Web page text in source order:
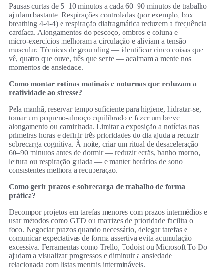
Pausas curtas de 5–10 minutos a cada 60–90 minutos de trabalho
ajudam bastante. Respirações controladas (por exemplo, box
breathing 4‑4‑4) e respiração diafragmática reduzem a frequência
cardíaca. Alongamentos do pescoço, ombros e coluna e
micro‑exercícios melhoram a circulação e aliviam a tensão
muscular. Técnicas de grounding — identificar cinco coisas que
vê, quatro que ouve, três que sente — acalmam a mente nos
momentos de ansiedade.
Como montar rotinas matinais e noturnas que reduzam a
reatividade ao stresse?
Pela manhã, reservar tempo suficiente para higiene, hidratar‑se,
tomar um pequeno‑almoço equilibrado e fazer um breve
alongamento ou caminhada. Limitar a exposição a notícias nas
primeiras horas e definir três prioridades do dia ajuda a reduzir
sobrecarga cognitiva. À noite, criar um ritual de desaceleração
60–90 minutos antes de dormir — reduzir ecrãs, banho morno,
leitura ou respiração guiada — e manter horários de sono
consistentes melhora a recuperação.
Como gerir prazos e sobrecarga de trabalho de forma
prática?
Decompor projetos em tarefas menores com prazos intermédios e
usar métodos como GTD ou matrizes de prioridade facilita o
foco. Negociar prazos quando necessário, delegar tarefas e
comunicar expectativas de forma assertiva evita acumulação
excessiva. Ferramentas como Trello, Todoist ou Microsoft To Do
ajudam a visualizar progressos e diminuir a ansiedade
relacionada com listas mentais intermináveis.